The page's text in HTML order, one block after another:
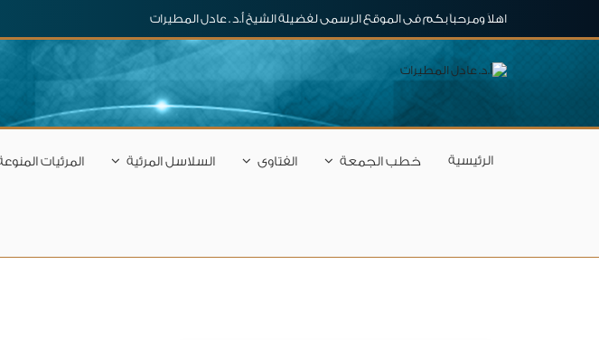
اهلاَ ومرحباَ بكم فى الموقع الرسمى لفضيلة الشيخ أ.د . عادل المطيرات
الرئيسية خطب الجمعة الفتاوى السلاسل المرئية المرئيات